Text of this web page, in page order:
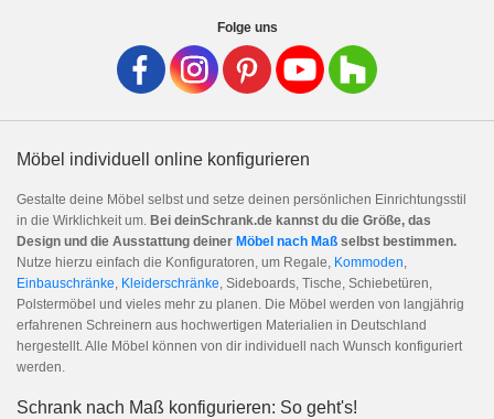
Folge uns
Möbel individuell online konfigurieren
Gestalte deine Möbel selbst und setze deinen persönlichen Einrichtungsstil
in die Wirklichkeit um. Bei deinSchrank.de kannst du die Größe, das
Design und die Ausstattung deiner Möbel nach Maß selbst bestimmen.
Nutze hierzu einfach die Konfiguratoren, um Regale, Kommoden,
Einbauschränke, Kleiderschränke, Sideboards, Tische, Schiebetüren,
Polstermöbel und vieles mehr zu planen. Die Möbel werden von langjährig
erfahrenen Schreinern aus hochwertigen Materialien in Deutschland
hergestellt. Alle Möbel können von dir individuell nach Wunsch konfiguriert
werden.
Schrank nach Maß konfigurieren: So geht's!